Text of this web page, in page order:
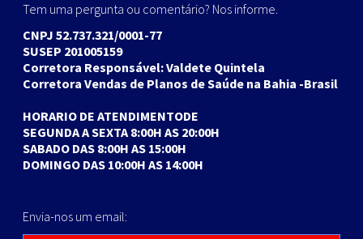
Tem uma pergunta ou comentário? Nos informe.
CNPJ 52.737.321/0001-77
SUSEP 201005159
Corretora Responsável: Valdete Quintela
Corretora Vendas de Planos de Saúde na Bahia -Brasil
HORARIO DE ATENDIMENTODE
SEGUNDA A SEXTA 8:00H AS 20:00H
SABADO DAS 8:00H AS 15:00H
DOMINGO DAS 10:00H AS 14:00H
Envia-nos um email: